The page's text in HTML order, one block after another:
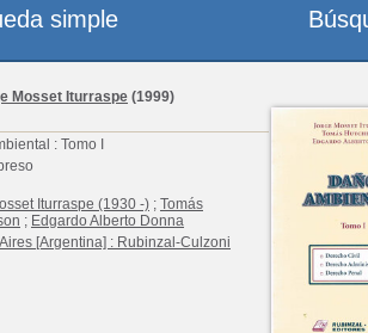
Mosset Iturraspe (1999)
: Tomo I
Iturraspe (1930 -) ; Tomás
; Edgardo Alberto Donna
[Argentina] : Rubinzal-Culzoni
simple